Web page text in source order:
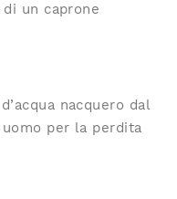
un caprone
nacquero dal
per la perdita